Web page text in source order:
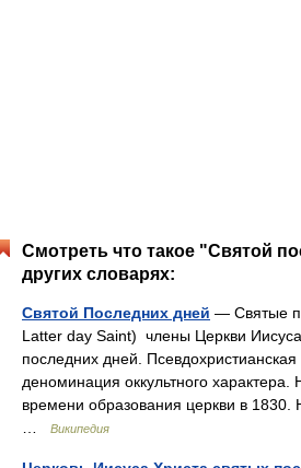
Смотреть что такое "Святой
других словарях:
Святой Последних дней — Святые
Latter day Saint) члены Церкви
последних дней. Псевдохристианская
деноминация оккультного характера.
времени образования церкви в 1830.
Википедия